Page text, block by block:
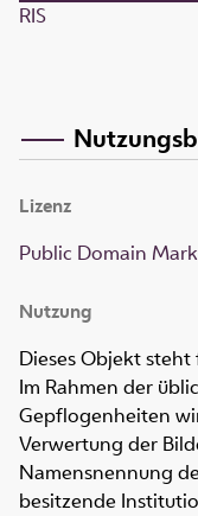
RIS
Lizenz
Public Domain
Nutzung
Dieses Objekt
Im Rahmen der
Gepflogenheiten
Verwertung der
Namensnennung
besitzende